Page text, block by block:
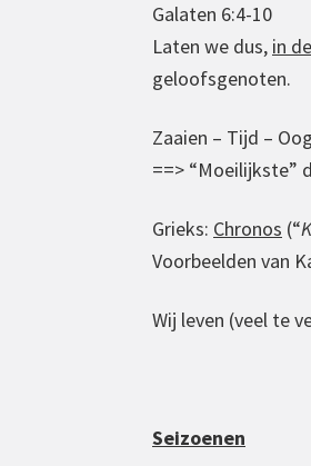
Galaten 6:4-10
Laten we dus, in
geloofsgenoten.
Zaaien – Tijd –
==> “Moeilijkste”
Grieks: Chronos (“
Voorbeelden van
Wij leven (veel te
Seizoenen